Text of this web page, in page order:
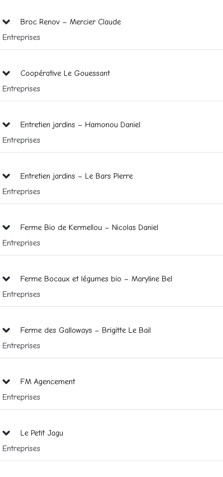
Broc Renov – Mercier Claude
Entreprises
Coopérative Le Gouessant
Entreprises
Entretien jardins – Hamonou Daniel
Entreprises
Entretien jardins – Le Bars Pierre
Entreprises
Ferme Bio de Kermellou – Nicolas Daniel
Entreprises
Ferme Bocaux et légumes bio – Maryline Bel
Entreprises
Ferme des Galloways – Brigitte Le Bail
Entreprises
FM Agencement
Entreprises
Le Petit Jagu
Entreprises